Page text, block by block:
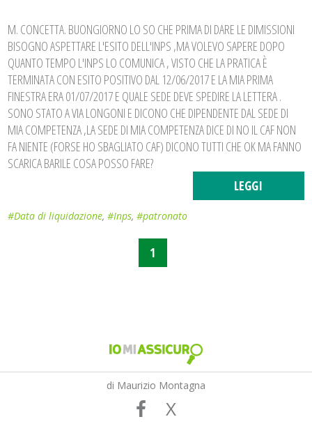
M. CONCETTA. BUONGIORNO LO SO CHE PRIMA DI DARE LE DIMISSIONI
BISOGNO ASPETTARE L'ESITO DELL'INPS ,MA VOLEVO SAPERE DOPO
QUANTO TEMPO L'INPS LO COMUNICA , VISTO CHE LA PRATICA È
TERMINATA CON ESITO POSITIVO DAL 12/06/2017 E LA MIA PRIMA
FINESTRA ERA 01/07/2017 E QUALE SEDE DEVE SPEDIRE LA LETTERA .
SONO STATO A VIA LONGONI E DICONO CHE DIPENDENTE DAL SEDE DI
MIA COMPETENZA ,LA SEDE DI MIA COMPETENZA DICE DI NO IL CAF NON
FA NIENTE (FORSE HO SBAGLIATO CAF) DICONO TUTTI CHE OK MA FANNO
SCARICA BARILE COSA POSSO FARE?
LEGGI
#Data di liquidazione,#Inps,#patronato
1
di Maurizio Montagna
X